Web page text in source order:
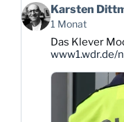
Beitrag
von
Karsten
Dittmann
Bluesky
Karsten
1 Monat
Das Klever
www1.wdr.de/